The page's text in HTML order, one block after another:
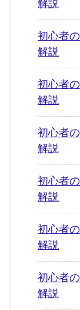
解説
初心者
解説
初心者
解説
初心者
解説
初心者
解説
初心者
解説
初心者
解説